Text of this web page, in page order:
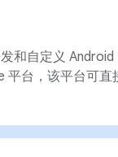
和自定义 Android
平台，该平台可直